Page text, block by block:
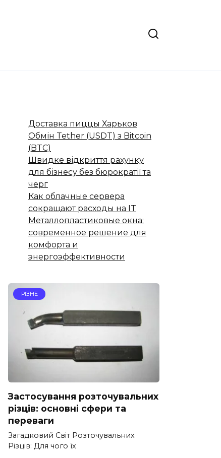
Доставка пиццы Харьков
Обмін Tether (USDT) з Bitcoin
(BTC)
Швидке відкриття рахунку
для бізнесу без бюрократії та
черг
Как облачные сервера
сокращают расходы на IT
Металлопластиковые окна:
современное решение для
комфорта и
энергоэффективности
РІЗНЕ
Застосування розточувальних
різців: основні сфери та
переваги
Загадковий Світ Розточувальних
Різців: Для чого їх